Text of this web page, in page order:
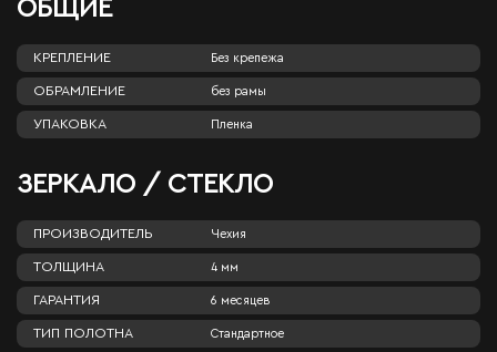
ОБЩИЕ
КРЕПЛЕНИЕ Без крепежа
ОБРАМЛЕНИЕ без рамы
УПАКОВКА Пленка
ЗЕРКАЛО / СТЕКЛО
ПРОИЗВОДИТЕЛЬ Чехия
ТОЛЩИНА 4 мм
ГАРАНТИЯ 6 месяцев
ТИП ПОЛОТНА Стандартное